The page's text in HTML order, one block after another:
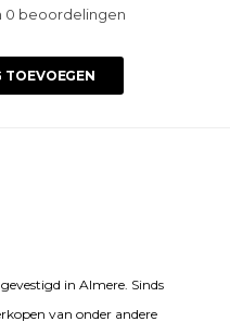
0 beoordelingen
TOEVOEGEN
in Almere. Sinds
van onder andere